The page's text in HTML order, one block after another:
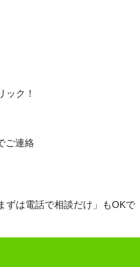
ック！
ご連絡
ずは電話で相談だけ」もOKで